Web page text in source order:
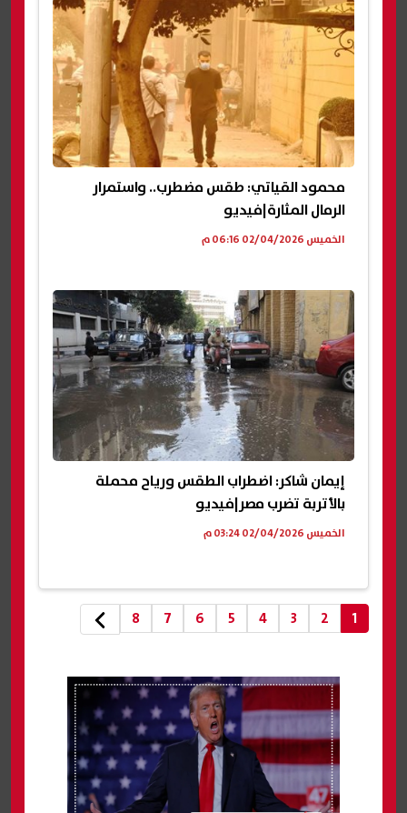
محمود القياتي: طقس مضطرب.. واستمرار
الرمال المثارة|فيديو
الخميس 02/04/2026 06:16 م
إيمان شاكر: اضطراب الطقس ورياح محملة
بالأتربة تضرب مصر|فيديو
الخميس 02/04/2026 03:24 م
1
2
3
4
5
6
7
8